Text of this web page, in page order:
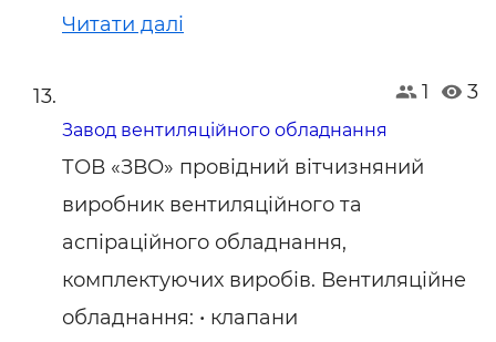
Читати далі
1 3
Завод вентиляційного обладнання
ТОВ «ЗВО» провідний вітчизняний
виробник вентиляційного та
аспіраційного обладнання,
комплектуючих виробів. Вентиляційне
обладнання: • клапани